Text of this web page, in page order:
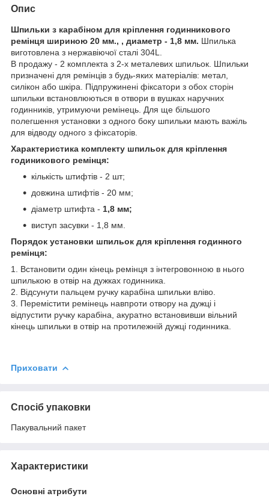
Опис
Шпильки з карабіном для кріплення годинникового
ремінця шириною 20 мм., , диаметр - 1,8 мм. Шпилька
виготовлена ​​з нержавіючої сталі 304L.
В продажу - 2 комплекта з 2-х металевих шпильок. Шпильки
призначені для ремінців з будь-яких матеріалів: метал,
силікон або шкіра. Підпружинені фіксатори з обох сторін
шпильки встановлюються в отвори в вушках наручних
годинників, утримуючи ремінець. Для ще більшого
полегшення установки з одного боку шпильки мають важіль
для відводу одного з фіксаторів.
Характеристика комплекту шпильок для кріплення
годиникового ремінця:
кількість штифтів - 2 шт;
довжина штифтів - 20 мм;
діаметр штифта - 1,8 мм;
виступ засувки - 1,8 мм.
Порядок установки шпильок для кріплення годинного
ремінця:
1. Встановити один кінець ремінця з інтегровонною в нього
шпилькою в отвір на дужках годинника.
2. Відсунути пальцем ручку карабіна шпильки вліво.
3. Перемістити ремінець навпроти отвору на дужці і
відпустити ручку карабіна, акуратно встановивши вільний
кінець шпильки в отвір на протилежній дужці годинника.
Приховати
Спосіб упаковки
Пакувальний пакет
Характеристики
Основні атрибути